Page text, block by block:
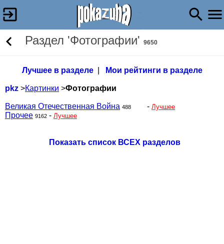
Раздел 'Фотографии' 9650
Лучшее в разделе| Мои рейтинги в разделе
pkz >Картинки >Фотографии
Великая Отечественная Война 488 - Лучшее
Прочее 9162 - Лучшее
Показать список ВСЕХ разделов